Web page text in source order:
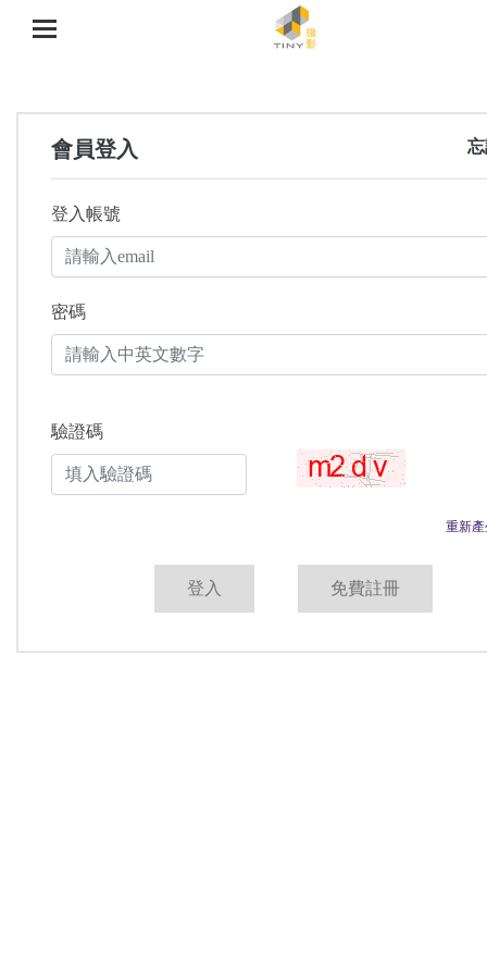
會員登入
登入帳號
密碼
驗證碼
重新
免費註冊